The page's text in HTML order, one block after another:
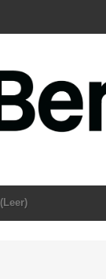
(Leer)